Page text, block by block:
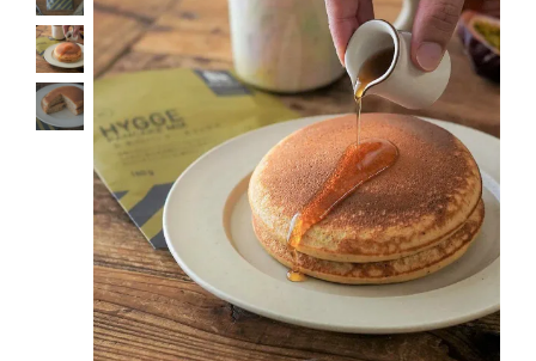
つくり手
OKINAWA the RYUKYU
ショッピングガイド
よみもの
実店舗のご案内
樂園百貨店について